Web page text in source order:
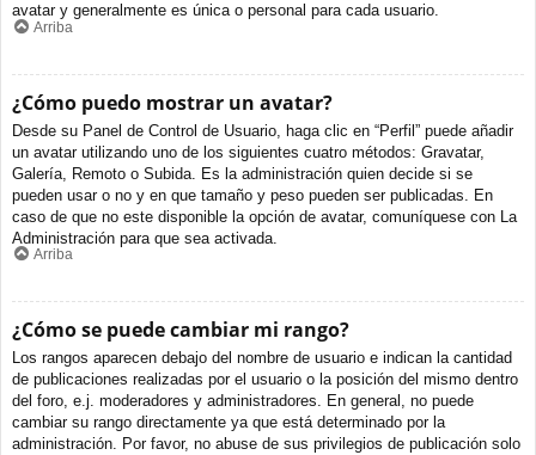
avatar y generalmente es única o personal para cada usuario.
Arriba
¿Cómo puedo mostrar un avatar?
Desde su Panel de Control de Usuario, haga clic en “Perfil” puede añadir
un avatar utilizando uno de los siguientes cuatro métodos: Gravatar,
Galería, Remoto o Subida. Es la administración quien decide si se
pueden usar o no y en que tamaño y peso pueden ser publicadas. En
caso de que no este disponible la opción de avatar, comuníquese con La
Administración para que sea activada.
Arriba
¿Cómo se puede cambiar mi rango?
Los rangos aparecen debajo del nombre de usuario e indican la cantidad
de publicaciones realizadas por el usuario o la posición del mismo dentro
del foro, e.j. moderadores y administradores. En general, no puede
cambiar su rango directamente ya que está determinado por la
administración. Por favor, no abuse de sus privilegios de publicación solo